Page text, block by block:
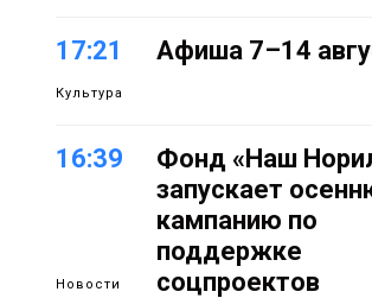
17:21
Культура
Афиша 7–14
16:39
Новости
Фонд «Наш
запускает
кампанию по
поддержке
соцпроектов